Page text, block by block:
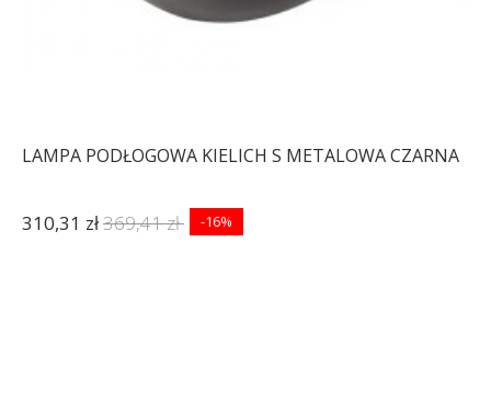
LAMPA PODŁOGOWA KIELICH S METALOWA CZARNA
310,31 zł369,41 zł -16%